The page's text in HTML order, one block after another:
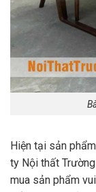
Hiện tại sản
ty Nội thất
mua sản phẩm